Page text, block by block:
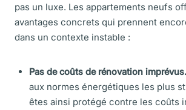
pas un luxe. Les appartements neufs
avantages concrets qui prennent
dans un contexte instable :
Pas de coûts de rénovation imprévus.
aux normes énergétiques les plus
êtes ainsi protégé contre les coûts